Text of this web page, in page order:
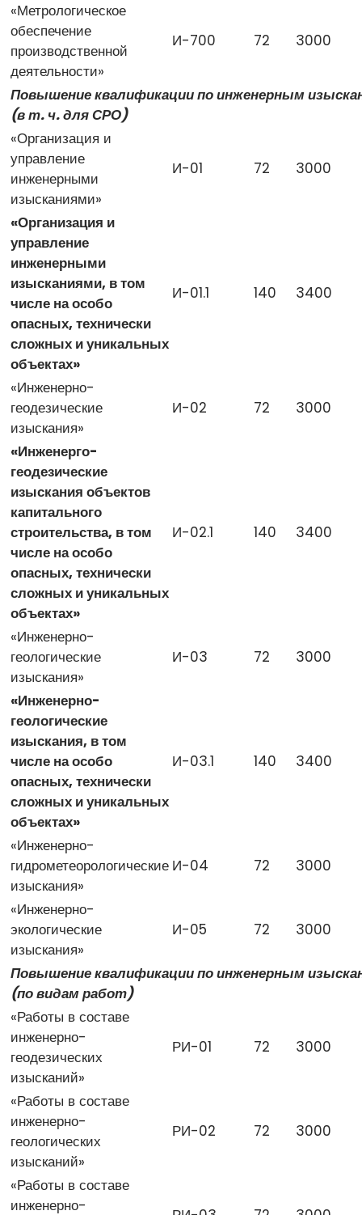
«Метрологическое
обеспечение
производственной
деятельности»
И-700 72 3000
Повышение квалификации по инженерным
(в т. ч. для СРО)
«Организация и
управление
инженерными
изысканиями»
И-01 72 3000
«Организация и
управление
инженерными
изысканиями, в том
числе на особо
опасных, технически
сложных и уникальных
объектах»
И-01.1 140 3400
«Инженерно-
геодезические
изыскания»
И-02 72 3000
«Инженерго-
геодезические
изыскания объектов
капитального
строительства, в том
числе на особо
опасных, технически
сложных и уникальных
объектах»
И-02.1 140 3400
«Инженерно-
геологические
изыскания»
И-03 72 3000
«Инженерно-
геологические
изыскания, в том
числе на особо
опасных, технически
сложных и уникальных
объектах»
И-03.1 140 3400
«Инженерно-
гидрометеорологические
изыскания»
И-04 72 3000
«Инженерно-
экологические
изыскания»
И-05 72 3000
Повышение квалификации по инженерным
(по видам работ)
«Работы в составе
инженерно-
геодезических
изысканий»
РИ-01 72 3000
«Работы в составе
инженерно-
геологических
изысканий»
РИ-02 72 3000
«Работы в составе
инженерно-